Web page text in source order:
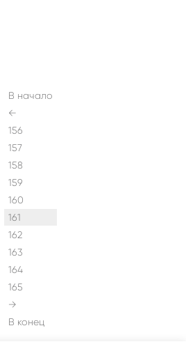
В начало
←
156
157
158
159
160
161
162
163
164
165
→
В конец